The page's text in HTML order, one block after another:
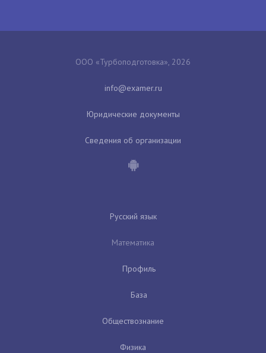
ООО «Турбоподготовка», 2026
Юридические документы
Сведения об организации
Русский язык
Математика
Профиль
База
Обществознание
Физика